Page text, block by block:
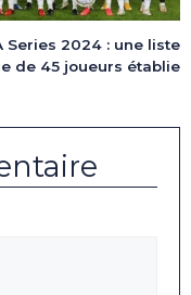
Series 2024 : une liste
de 45 joueurs établie